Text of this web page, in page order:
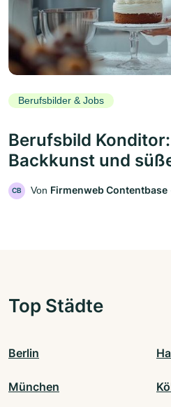
Berufsbilder & Jobs
Berufsbild
Backkunst und
CB Von Firmenweb Contentbase
Top Städte
Berlin
München